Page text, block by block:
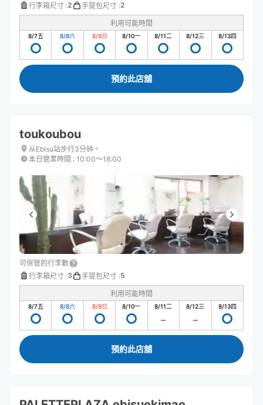
行李箱尺寸 :2 手提包尺寸 :2
利用可能時間
8/7五 8/8六 8/9日 8/10一 8/11二 8/12三 8/13四
預約此店舖
toukoubou
从Ebisu站步行3分钟。
本日營業時間 : 10:00〜18:00
可保管的行李數
行李箱尺寸 :3 手提包尺寸 :5
利用可能時間
8/7五 8/8六 8/9日 8/10一 8/11二 8/12三 8/13四
預約此店舖